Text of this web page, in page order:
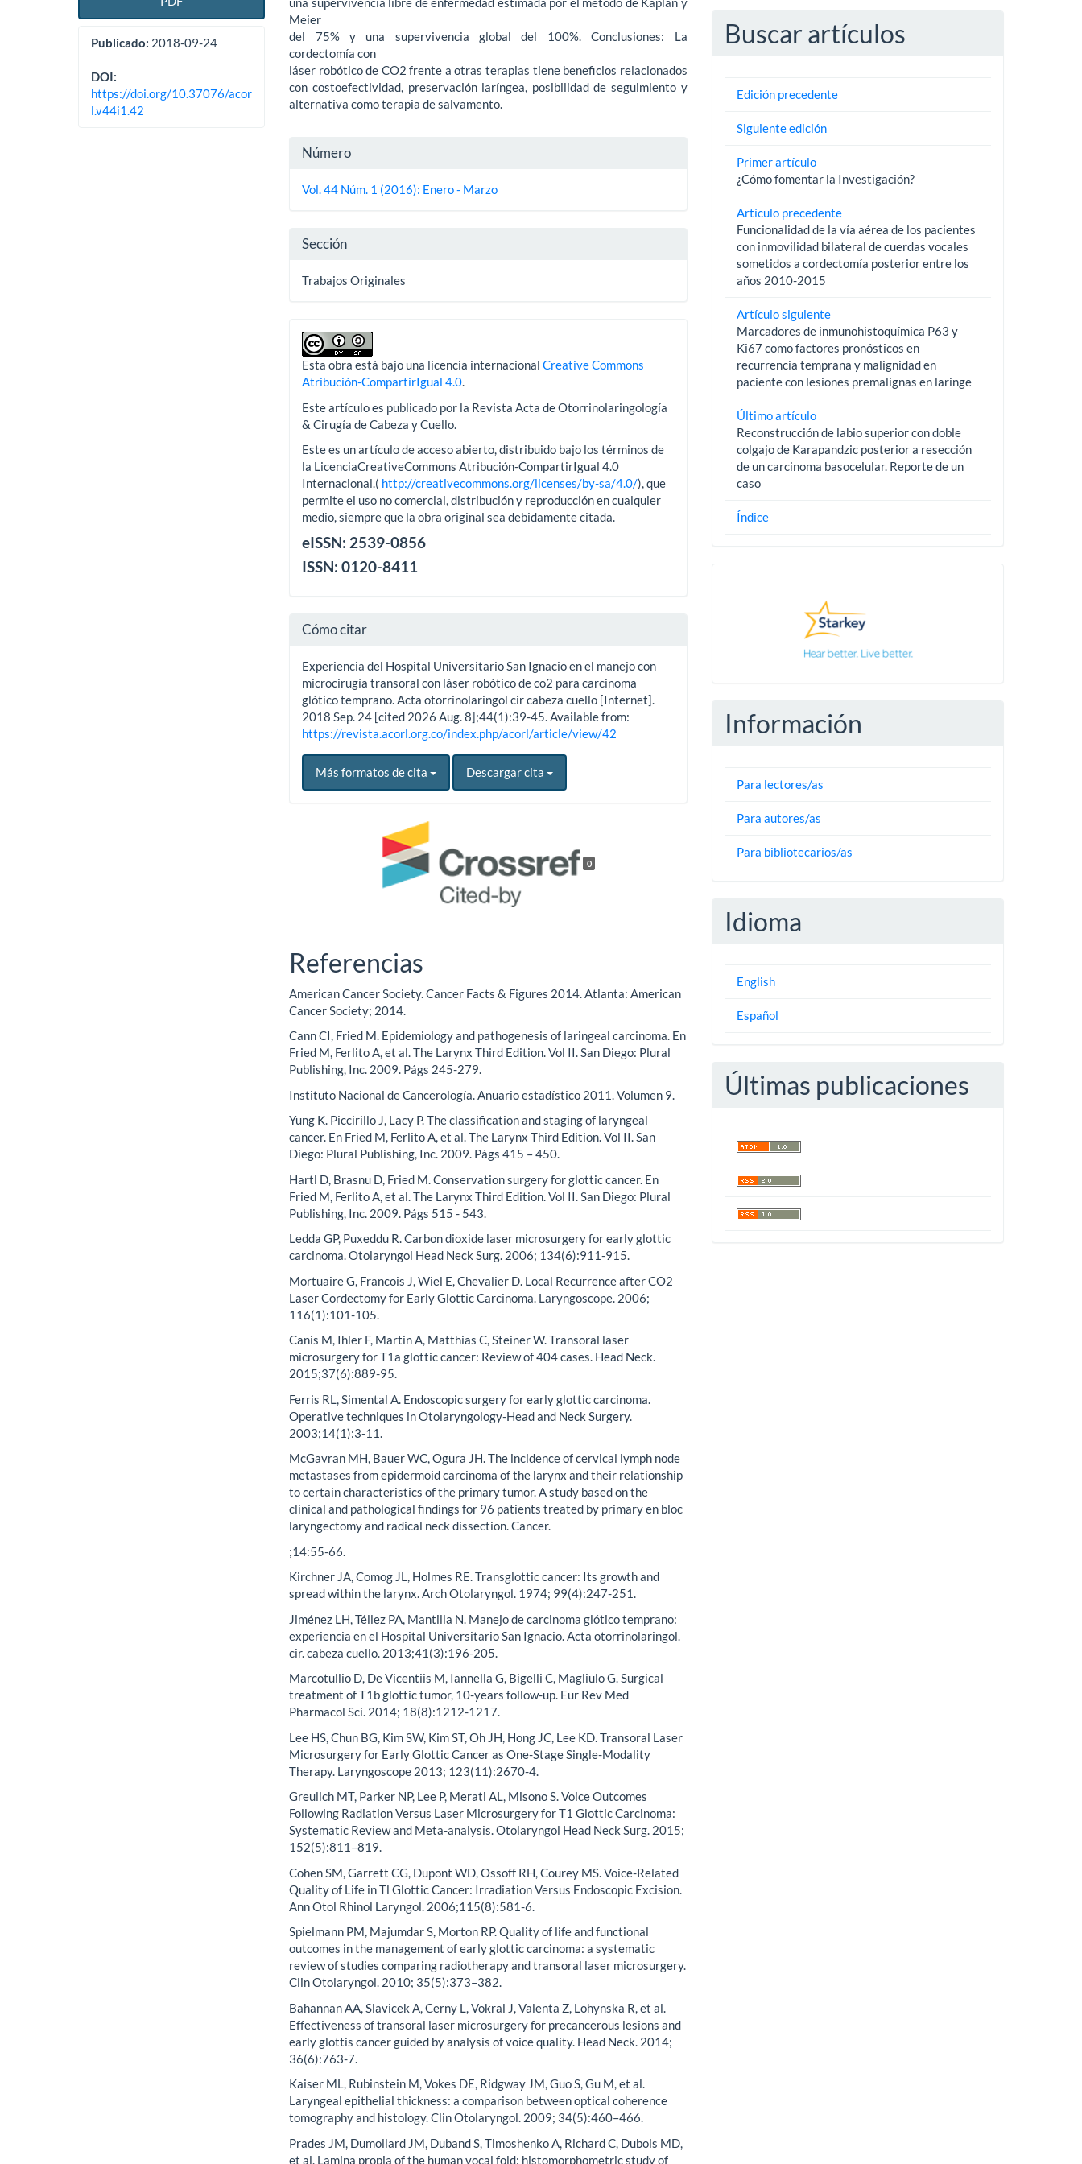
Publicado: 2018-09-24
DOI:
https://doi.org/10.37076/acor
l.v44i1.42
Meier
del 75% y una supervivencia global del 100%. Conclusiones: La
cordectomía con
láser robótico de CO2 frente a otras terapias tiene beneficios relacionados
con costoefectividad, preservación laríngea, posibilidad de seguimiento y
alternativa como terapia de salvamento.
Detalles
del
Número
Vol. 44 Núm. 1 (2016): Enero - Marzo
Sección
Trabajos Originales
Esta obra está bajo una licencia internacionalCreative Commons
Atribución-CompartirIgual 4.0.
Este artículo es publicado por la Revista Acta de Otorrinolaringología
& Cirugía de Cabeza y Cuello.
Este es un artículo de acceso abierto, distribuido bajo los términos de
la LicenciaCreativeCommons Atribución-CompartirIgual 4.0
Internacional.( http://creativecommons.org/licenses/by-sa/4.0/), que
permite el uso no comercial, distribución y reproducción en cualquier
medio, siempre que la obra original sea debidamente citada.
eISSN: 2539-0856
ISSN: 0120-8411
Cómo citar
Experiencia del Hospital Universitario San Ignacio en el manejo con
microcirugía transoral con láser robótico de co2 para carcinoma
glótico temprano. Acta otorrinolaringol cir cabeza cuello [Internet].
2018 Sep. 24 [cited 2026 Aug. 8];44(1):39-45. Available from:
https://revista.acorl.org.co/index.php/acorl/article/view/42
Más formatos de cita Descargar cita
0
Referencias
American Cancer Society. Cancer Facts & Figures 2014. Atlanta: American
Cancer Society; 2014.
Cann CI, Fried M. Epidemiology and pathogenesis of laringeal carcinoma. En
Fried M, Ferlito A, et al. The Larynx Third Edition. Vol II. San Diego: Plural
Publishing, Inc. 2009. Págs 245-279.
Instituto Nacional de Cancerología. Anuario estadístico 2011. Volumen 9.
Yung K. Piccirillo J, Lacy P. The classification and staging of laryngeal
cancer. En Fried M, Ferlito A, et al. The Larynx Third Edition. Vol II. San
Diego: Plural Publishing, Inc. 2009. Págs 415 – 450.
Hartl D, Brasnu D, Fried M. Conservation surgery for glottic cancer. En
Fried M, Ferlito A, et al. The Larynx Third Edition. Vol II. San Diego: Plural
Publishing, Inc. 2009. Págs 515 - 543.
Ledda GP, Puxeddu R. Carbon dioxide laser microsurgery for early glottic
carcinoma. Otolaryngol Head Neck Surg. 2006; 134(6):911-915.
Mortuaire G, Francois J, Wiel E, Chevalier D. Local Recurrence after CO2
Laser Cordectomy for Early Glottic Carcinoma. Laryngoscope. 2006;
116(1):101-105.
Canis M, Ihler F, Martin A, Matthias C, Steiner W. Transoral laser
microsurgery for T1a glottic cancer: Review of 404 cases. Head Neck.
2015;37(6):889-95.
Ferris RL, Simental A. Endoscopic surgery for early glottic carcinoma.
Operative techniques in Otolaryngology-Head and Neck Surgery.
2003;14(1):3-11.
McGavran MH, Bauer WC, Ogura JH. The incidence of cervical lymph node
metastases from epidermoid carcinoma of the larynx and their relationship
to certain characteristics of the primary tumor. A study based on the
clinical and pathological findings for 96 patients treated by primary en bloc
laryngectomy and radical neck dissection. Cancer.
;14:55-66.
Kirchner JA, Comog JL, Holmes RE. Transglottic cancer: Its growth and
spread within the larynx. Arch Otolaryngol. 1974; 99(4):247-251.
Jiménez LH, Téllez PA, Mantilla N. Manejo de carcinoma glótico temprano:
experiencia en el Hospital Universitario San Ignacio. Acta otorrinolaringol.
cir. cabeza cuello. 2013;41(3):196-205.
Marcotullio D, De Vicentiis M, Iannella G, Bigelli C, Magliulo G. Surgical
treatment of T1b glottic tumor, 10-years follow-up. Eur Rev Med
Pharmacol Sci. 2014; 18(8):1212-1217.
Lee HS, Chun BG, Kim SW, Kim ST, Oh JH, Hong JC, Lee KD. Transoral Laser
Microsurgery for Early Glottic Cancer as One-Stage Single-Modality
Therapy. Laryngoscope 2013; 123(11):2670-4.
Greulich MT, Parker NP, Lee P, Merati AL, Misono S. Voice Outcomes
Following Radiation Versus Laser Microsurgery for T1 Glottic Carcinoma:
Systematic Review and Meta-analysis. Otolaryngol Head Neck Surg. 2015;
152(5):811–819.
Cohen SM, Garrett CG, Dupont WD, Ossoff RH, Courey MS. Voice-Related
Quality of Life in Tl Glottic Cancer: Irradiation Versus Endoscopic Excision.
Ann Otol Rhinol Laryngol. 2006;115(8):581-6.
Spielmann PM, Majumdar S, Morton RP. Quality of life and functional
outcomes in the management of early glottic carcinoma: a systematic
review of studies comparing radiotherapy and transoral laser microsurgery.
Clin Otolaryngol. 2010; 35(5):373–382.
Bahannan AA, Slavicek A, Cerny L, Vokral J, Valenta Z, Lohynska R, et al.
Effectiveness of transoral laser microsurgery for precancerous lesions and
early glottis cancer guided by analysis of voice quality. Head Neck. 2014;
36(6):763-7.
Kaiser ML, Rubinstein M, Vokes DE, Ridgway JM, Guo S, Gu M, et al.
Laryngeal epithelial thickness: a comparison between optical coherence
tomography and histology. Clin Otolaryngol. 2009; 34(5):460–466.
Prades JM, Dumollard JM, Duband S, Timoshenko A, Richard C, Dubois MD,
et al. Lamina propia of the human vocal fold: histomorphometric study of
Buscar artículos
Edición precedente
Siguiente edición
Primer artículo
¿Cómo fomentar la Investigación?
Artículo precedente
Funcionalidad de la vía aérea de los pacientes
con inmovilidad bilateral de cuerdas vocales
sometidos a cordectomía posterior entre los
años 2010-2015
Artículo siguiente
Marcadores de inmunohistoquímica P63 y
Ki67 como factores pronósticos en
recurrencia temprana y malignidad en
paciente con lesiones premalignas en laringe
Último artículo
Reconstrucción de labio superior con doble
colgajo de Karapandzic posterior a resección
de un carcinoma basocelular. Reporte de un
caso
Índice
Información
Para lectores/as
Para autores/as
Para bibliotecarios/as
Idioma
English
Español
Últimas publicaciones